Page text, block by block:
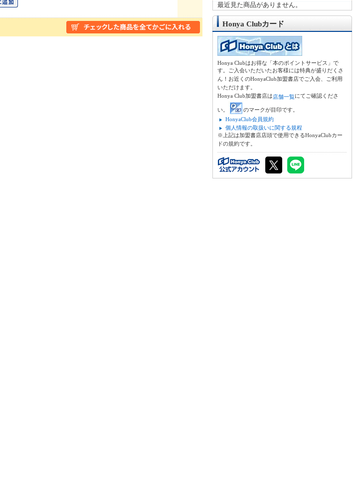
最近見た商品がありません。
Honya Clubカード
Honya Clubはお得な「本のポイントサービス」で
す。ご入会いただいたお客様には特典が盛りだくさ
ん！お近くのHonyaClub加盟書店でご入会、ご利用
いただけます。
Honya Club加盟書店は店舗一覧にてご確認くださ
い。
のマークが目印です。
HonyaClub会員規約
個人情報の取扱いに関する規程
※上記は加盟書店店頭で使用できるHonyaClubカー
ドの規約です。